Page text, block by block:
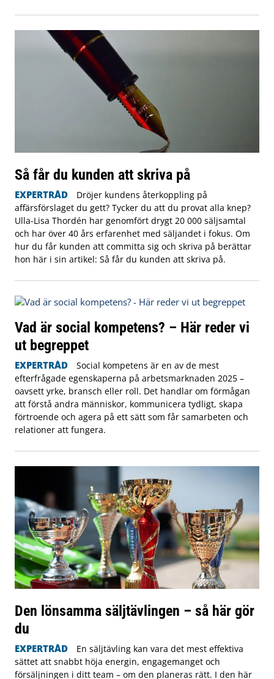
Så får du kunden att skriva på
EXPERTRÅD
Dröjer kundens återkoppling på
affärsförslaget du gett? Tycker du att du provat alla knep?
Ulla-Lisa Thordén har genomfört drygt 20 000 säljsamtal
och har över 40 års erfarenhet med säljandet i fokus. Om
hur du får kunden att committa sig och skriva på berättar
hon här i sin artikel: Så får du kunden att skriva på.
Vad är social kompetens? – Här reder vi
ut begreppet
EXPERTRÅD
Social kompetens är en av de mest
efterfrågade egenskaperna på arbetsmarknaden 2025 –
oavsett yrke, bransch eller roll. Det handlar om förmågan
att förstå andra människor, kommunicera tydligt, skapa
förtroende och agera på ett sätt som får samarbeten och
relationer att fungera.
Den lönsamma säljtävlingen – så här gör
du
EXPERTRÅD
En säljtävling kan vara det mest effektiva
sättet att snabbt höja energin, engagemanget och
försäljningen i ditt team – om den planeras rätt. I den här